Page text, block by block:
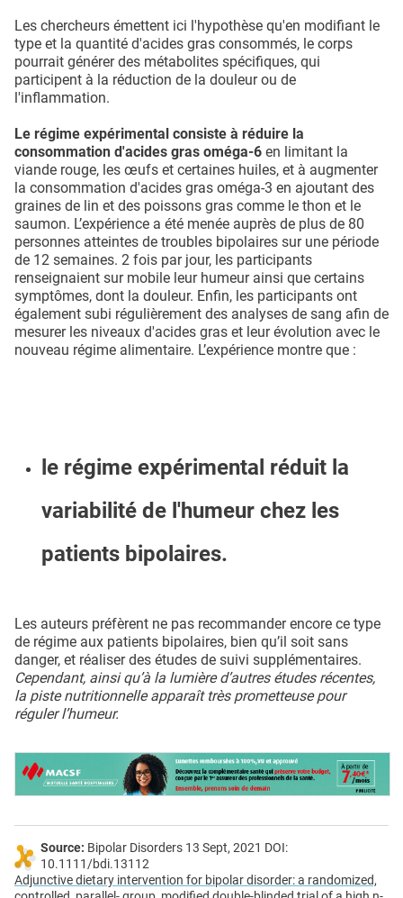
Les chercheurs émettent ici l'hypothèse qu'en modifiant le
type et la quantité d'acides gras consommés, le corps
pourrait générer des métabolites spécifiques, qui
participent à la réduction de la douleur ou de
l'inflammation.
Le régime expérimental consiste à réduire la
consommation d'acides gras oméga-6 en limitant la
viande rouge, les œufs et certaines huiles, et à augmenter
la consommation d'acides gras oméga-3 en ajoutant des
graines de lin et des poissons gras comme le thon et le
saumon. L’expérience a été menée auprès de plus de 80
personnes atteintes de troubles bipolaires sur une période
de 12 semaines. 2 fois par jour, les participants
renseignaient sur mobile leur humeur ainsi que certains
symptômes, dont la douleur. Enfin, les participants ont
également subi régulièrement des analyses de sang afin de
mesurer les niveaux d'acides gras et leur évolution avec le
nouveau régime alimentaire. L’expérience montre que :
le régime expérimental réduit la
variabilité de l'humeur chez les
patients bipolaires.
Les auteurs préfèrent ne pas recommander encore ce type
de régime aux patients bipolaires, bien qu’il soit sans
danger, et réaliser des études de suivi supplémentaires.
Cependant, ainsi qu’à la lumière d’autres études récentes,
la piste nutritionnelle apparaît très prometteuse pour
réguler l’humeur.
Source: Bipolar Disorders 13 Sept, 2021 DOI:
10.1111/bdi.13112
Adjunctive dietary intervention for bipolar disorder: a randomized,